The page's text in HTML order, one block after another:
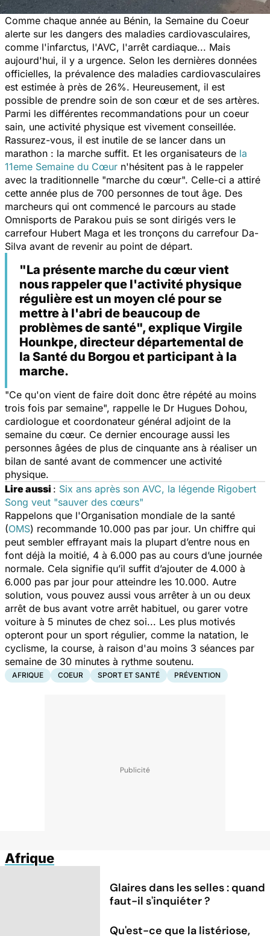
Comme chaque année au Bénin, la Semaine du Coeur
alerte sur les dangers des maladies cardiovasculaires,
comme l'infarctus, l'AVC, l'arrêt cardiaque... Mais
aujourd'hui, il y a urgence. Selon les dernières données
officielles, la prévalence des maladies cardiovasculaires
est estimée à près de 26%. Heureusement, il est
possible de prendre soin de son cœur et de ses artères.
Parmi les différentes recommandations pour un coeur
sain, une activité physique est vivement conseillée.
Rassurez-vous, il est inutile de se lancer dans un
marathon : la marche suffit. Et les organisateurs de la
11eme Semaine du Cœur n'hésitent pas à le rappeler
avec la traditionnelle "marche du cœur". Celle-ci a attiré
cette année plus de 700 personnes de tout âge. Des
marcheurs qui ont commencé le parcours au stade
Omnisports de Parakou puis se sont dirigés vers le
carrefour Hubert Maga et les tronçons du carrefour Da-
Silva avant de revenir au point de départ.
"La présente marche du cœur vient
nous rappeler que l'activité physique
régulière est un moyen clé pour se
mettre à l'abri de beaucoup de
problèmes de santé", explique Virgile
Hounkpe, directeur départemental de
la Santé du Borgou et participant à la
marche.
"Ce qu'on vient de faire doit donc être répété au moins
trois fois par semaine", rappelle le Dr Hugues Dohou,
cardiologue et coordonateur général adjoint de la
semaine du cœur. Ce dernier encourage aussi les
personnes âgées de plus de cinquante ans à réaliser un
bilan de santé avant de commencer une activité
physique.
Lire aussi : Six ans après son AVC, la légende Rigobert
Song veut "sauver des cœurs"
Rappelons que l'Organisation mondiale de la santé
(OMS) recommande 10.000 pas par jour. Un chiffre qui
peut sembler effrayant mais la plupart d’entre nous en
font déjà la moitié, 4 à 6.000 pas au cours d’une journée
normale. Cela signifie qu’il suffit d’ajouter de 4.000 à
6.000 pas par jour pour atteindre les 10.000. Autre
solution, vous pouvez aussi vous arrêter à un ou deux
arrêt de bus avant votre arrêt habituel, ou garer votre
voiture à 5 minutes de chez soi... Les plus motivés
opteront pour un sport régulier, comme la natation, le
cyclisme, la course, à raison d'au moins 3 séances par
semaine de 30 minutes à rythme soutenu.
AFRIQUE COEUR SPORT ET SANTÉ PRÉVENTION
Afrique
Glaires dans les selles : quand
faut-il s'inquiéter ?
Qu'est-ce que la listériose,